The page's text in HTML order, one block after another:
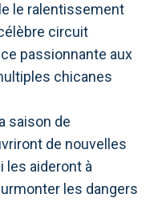
le ralentissement
circuit
passionnante aux
chicanes
saison de
de nouvelles
les aideront à
les dangers